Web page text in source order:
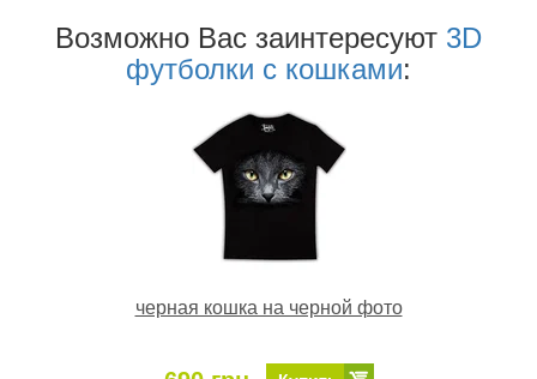
Возможно Ваc заинтересуют 3D
футболки с кошками:
черная кошка на черной фото